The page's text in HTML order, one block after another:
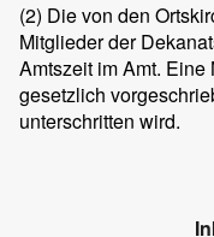
(2) Die von den
Mitglieder der
Amtszeit im Amt.
gesetzlich
unterschritten wird.